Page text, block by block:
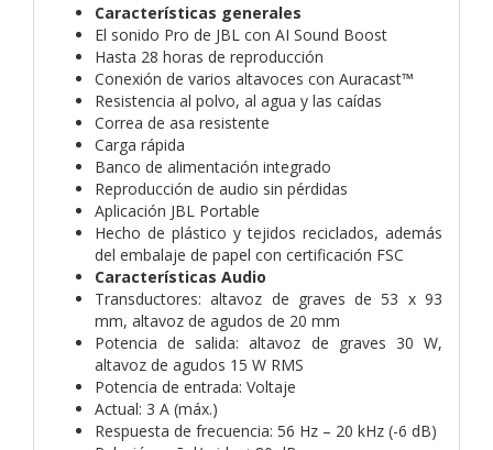
Características generales
El sonido Pro de JBL con AI Sound Boost
Hasta 28 horas de reproducción
Conexión de varios altavoces con Auracast™
Resistencia al polvo, al agua y las caídas
Correa de asa resistente
Carga rápida
Banco de alimentación integrado
Reproducción de audio sin pérdidas
Aplicación JBL Portable
Hecho de plástico y tejidos reciclados, además
del embalaje de papel con certificación FSC
Características Audio
Transductores:altavoz de graves de 53 x 93
mm, altavoz de agudos de 20 mm
Potencia de salida:altavoz de graves 30 W,
altavoz de agudos 15 W RMS
Potencia de entrada: Voltaje
Actual: 3 A (máx.)
Respuesta de frecuencia: 56 Hz – 20 kHz (-6 dB)